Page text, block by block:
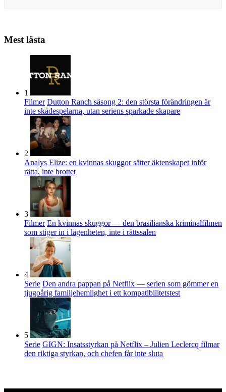
Mest lästa
1
Filmer Dutton Ranch säsong 2: den största förändringen är
inte skådespelarna, utan seriens sparkade skapare
2
Analys Elize: en kvinnas skuggor sätter äktenskapet inför
rätta, inte brottet
3
Filmer En kvinnas skuggor — den brasilianska kriminalfilmen
som stiger in i lägenheten, inte i rättssalen
4
Serie Den andra pappan på Netflix — serien som gömmer en
tjugoårig familjehemlighet i ett kompatibilitetstest
5
Serie GIGN: Insatsstyrkan på Netflix – Julien Leclercq filmar
den riktiga styrkan, och chefen får inte sluta